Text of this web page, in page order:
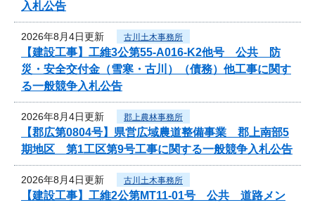
入札公告
2026年8月4日更新 古川土木事務所
【建設工事】工維3公第55-A016-K2他号 公共 防
災・安全交付金（雪寒・古川）（債務）他工事に関す
る一般競争入札公告
2026年8月4日更新 郡上農林事務所
【郡広第0804号】県営広域農道整備事業 郡上南部5
期地区 第1工区第9号工事に関する一般競争入札公告
2026年8月4日更新 古川土木事務所
【建設工事】工維2公第MT11-01号 公共 道路メン